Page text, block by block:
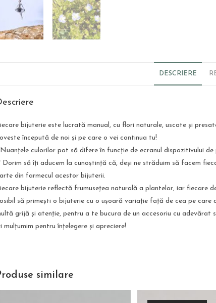
DESCRIERE
bijuterie este lucrată manual, cu flori naturale, uscate și
începută de noi și pe care o vei continua tu!
culorilor pot să difere în funcție de ecranul dispozitivului de
Dorim să îți aducem la cunoștință că, deși ne străduim să facem
din farmecul acestor bijuterii.
bijuterie reflectă frumusețea naturală a plantelor, iar fiecare
să primești o bijuterie cu o ușoară variație față de cea pe
grijă și atenție, pentru a te bucura de un accesoriu cu adevărat
mulțumim pentru înțelegere și apreciere!
similare